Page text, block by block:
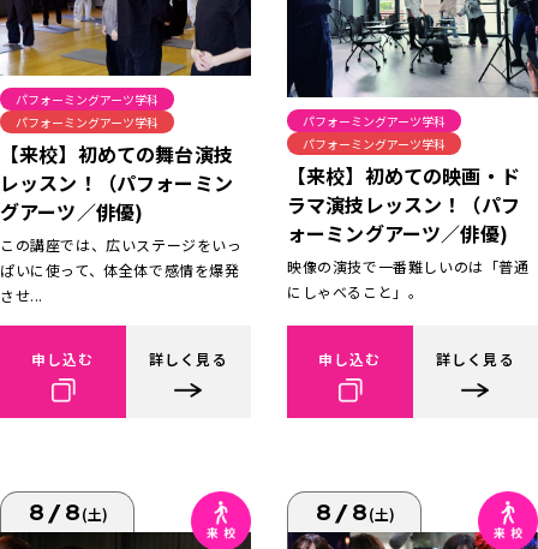
パフォーミングアーツ学科
パフォーミングアーツ学科
【来校】初めての舞台演技
レッスン！（パフォーミン
グアーツ／俳優)
この講座では、広いステージをいっ
ぱいに使って、体全体で感情を爆発
させ...
申し込む 詳しく見る
パフォーミングアーツ学科
パフォーミングアーツ学科
【来校】初めての映画・ド
ラマ演技レッスン！（パフ
ォーミングアーツ／俳優)
映像の演技で一番難しいのは「普通
にしゃべること」。
申し込む 詳しく見る
8/8(土) 8/8(土)